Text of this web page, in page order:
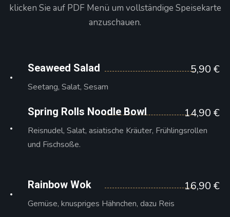
klicken Sie auf PDF Menü um vollständige Speisekarte
anzuschauen.
Seaweed Salad 5,90 €
Seetang, Salat, Sesam
Spring Rolls Noodle Bowl 14,90 €
Reisnudel, Salat, asiatische Kräuter, Frühlingsrollen
und Fischsoße.
Rainbow Wok 16,90 €
Gemüse, knuspriges Hähnchen, dazu Reis